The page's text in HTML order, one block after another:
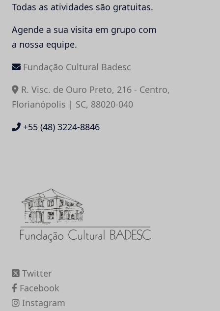
Todas as atividades são gratuitas.
Agende a sua visita em grupo com
a nossa equipe.
Fundação Cultural Badesc
R. Visc. de Ouro Preto, 216 - Centro,
Florianópolis | SC, 88020-040
+55 (48) 3224-8846
Twitter
Facebook
Instagram